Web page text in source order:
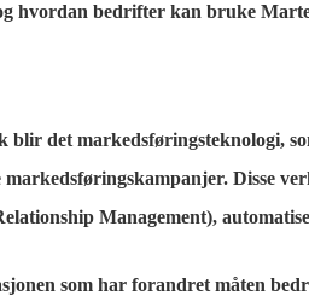
hvordan bedrifter kan bruke
det markedsføringsteknologi,
Disse
Management),
som har forandret måten